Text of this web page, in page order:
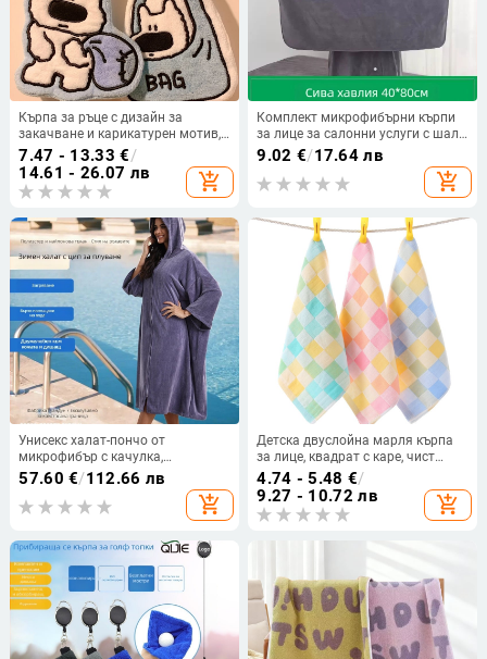
Кърпа за ръце с дизайн за
закачване и карикатурен мотив,
супер абсорбираща и удебелена
коралов флис, 150D прежда,
тегло 30-50 g
7.47 - 13.33 €/
14.61 - 26.07 лв
add_shopping_cart
Комплект микрофибърни кърпи
за лице за салонни услуги с шал
за глава: персонализируемо
лого, тегло 137 g, водопоглъщане
26-30 s
9.02 €/17.64 лв
add_shopping_cart
Унисекс халат-пончо от
микрофибър с качулка,
бързосъхнещ и абсорбиращ
влага, 400–500 g, 150d прежда,
Plain weave
57.60 €/112.66 лв
add_shopping_cart
Детска двуслойна марля кърпа
за лице, квадрат с каре, чист
памук, 25 г
4.74 - 5.48 €/
9.27 - 10.72 лв
add_shopping_cart